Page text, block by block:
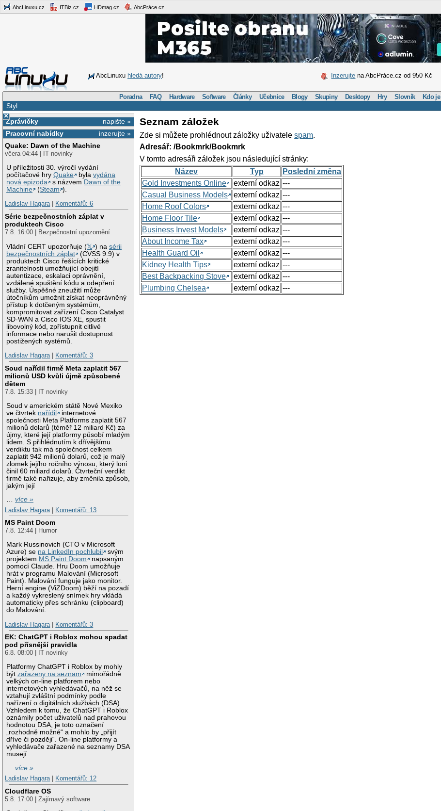
AbcLinuxu.cz ITBiz.cz HDmag.cz AbcPráce.cz
AbcLinuxu hledá autory! Inzerujte na AbcPráce.cz od 950 Kč
Poradna FAQ Hardware Software Články Učebnice Blogy Skupiny Desktopy Hry Slovník Kdo je
Styl
×
napište »
Zprávičky
inzerujte »
Pracovní nabídky
Quake: Dawn of the Machine
včera 04:44 | IT novinky
U příležitosti 30. výročí vydání
počítačové hryQuake bylavydána
nová epizoda
s názvem Dawn of the
Machine
(Steam ).
Ladislav Hagara| Komentářů: 6
Série bezpečnostních záplat v
produktech Cisco
7.8. 16:00 | Bezpečnostní upozornění
Vládní CERT upozorňuje (𝕏 ) nasérii
bezpečnostních záplat
(CVSS 9.9) v
produktech Cisco řešících kritické
zranitelnosti umožňující obejití
autentizace, eskalaci oprávnění,
vzdálené spuštění kódu a odepření
služby. Úspěšné zneužití může
útočníkům umožnit získat neoprávněný
přístup k dotčeným systémům,
kompromitovat zařízení Cisco Catalyst
SD-WAN a Cisco IOS XE, spustit
libovolný kód, zpřístupnit citlivé
informace nebo narušit dostupnost
postižených systémů.
Ladislav Hagara| Komentářů: 3
Soud nařídil firmě Meta zaplatit 567
milionů USD kvůli újmě způsobené
dětem
7.8. 15:33 | IT novinky
Soud v americkém státě Nové Mexiko
ve čtvrtek nařídil
internetové
společnosti Meta Platforms zaplatit 567
milionů dolarů (téměř 12 miliard Kč) za
újmy, které její platformy působí mladým
lidem. S přihlédnutím k dřívějšímu
verdiktu tak má společnost celkem
zaplatit 942 milionů dolarů, což je malý
zlomek jejího ročního výnosu, který loni
činil 60 miliard dolarů. Čtvrteční verdikt
firmě také nařizuje, aby změnila způsob,
jakým její
…více »
Ladislav Hagara
Komentářů: 13
MS Paint Doom
7.8. 12:44 | Humor
Mark Russinovich (CTO v Microsoft
Azure) se na LinkedIn pochlubil
svým
projektem MS Paint Doom
napsaným
pomocí Claude. Hru Doom umožňuje
hrát v programu Malování (Microsoft
Paint). Malování funguje jako monitor.
Herní engine (ViZDoom) běží na pozadí
a každý vykreslený snímek hry vkládá
automaticky přes schránku (clipboard)
do Malování.
Ladislav Hagara
Komentářů: 3
EK: ChatGPT i Roblox mohou spadat
pod přísnější pravidla
6.8. 08:00 | IT novinky
Platformy ChatGPT i Roblox by mohly
býtzařazeny na seznam
mimořádně
velkých on-line platforem nebo
internetových vyhledávačů, na něž se
vztahují zvláštní podmínky podle
nařízení o digitálních službách (DSA).
Vzhledem k tomu, že ChatGPT i Roblox
oznámily počet uživatelů nad prahovou
hodnotou DSA, je toto označení
„rozhodně možné“ a mohlo by „přijít
dříve či později“. On-line platformy a
vyhledávače zařazené na seznamy DSA
musejí
…více »
Ladislav Hagara| Komentářů: 12
Cloudflare OS
5.8. 17:00 | Zajímavý software
Seznam záložek
Zde si můžete prohlédnout záložky uživatelespam.
Adresář: /Bookmrk/Bookmrk
V tomto adresáři záložek jsou následující stránky:
Název
Typ
Poslední změna
Gold Investments Online
externí odkaz ---
Casual Business Models
externí odkaz ---
Home Roof Colors
externí odkaz ---
Home Floor Tile
externí odkaz ---
Business Invest Models
externí odkaz ---
About Income Tax
externí odkaz ---
Health Guard Oil
externí odkaz ---
Kidney Health Tips
externí odkaz ---
Best Backpacking Stove
externí odkaz ---
Plumbing Chelsea
externí odkaz ---